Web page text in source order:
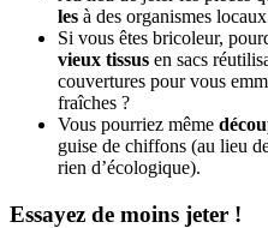
les à des organismes
Si vous êtes bricoleur,
vieux tissus en sacs
couvertures pour vous
fraîches ?
Vous pourriez même
guise de chiffons (au lieu
rien d’écologique).
Essayez de moins jeter !